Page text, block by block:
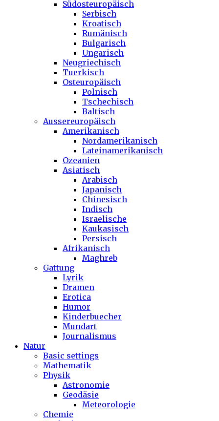
Südosteuropäisch
Serbisch
Kroatisch
Rumänisch
Bulgarisch
Ungarisch
Neugriechisch
Tuerkisch
Osteuropäisch
Polnisch
Tschechisch
Baltisch
Aussereuropäisch
Amerikanisch
Nordamerikanisch
Lateinamerikanisch
Ozeanien
Asiatisch
Arabisch
Japanisch
Chinesisch
Indisch
Israelische
Kaukasisch
Persisch
Afrikanisch
Maghreb
Gattung
Lyrik
Dramen
Erotica
Humor
Kinderbuecher
Mundart
Journalismus
Natur
Basic settings
Mathematik
Physik
Astronomie
Geodäsie
Meteorologie
Chemie